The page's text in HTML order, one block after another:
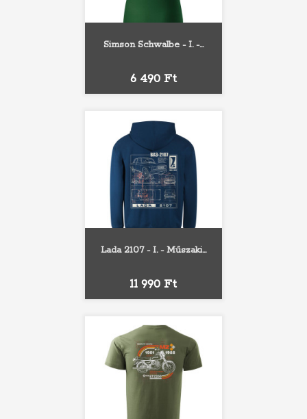
Simson Schwalbe - I. -...
Ár
6 490 Ft
Lada 2107 - I. - Műszaki...
Ár
11 990 Ft